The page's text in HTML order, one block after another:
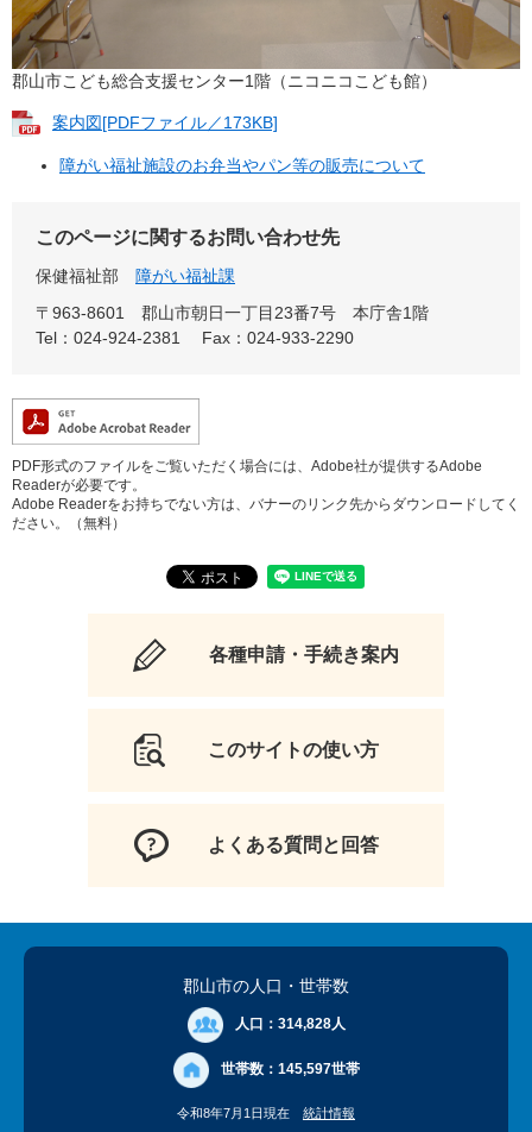
郡山市こども総合支援センター1階（ニコニコこども館）
案内図[PDFファイル／173KB]
障がい福祉施設のお弁当やパン等の販売について
このページに関するお問い合わせ先
保健福祉部
障がい福祉課
〒963-8601
郡山市朝日一丁目23番7号 本庁舎1階
Tel：024-924-2381
Fax：024-933-2290
PDF形式のファイルをご覧いただく場合には、Adobe社が提供するAdobe
Readerが必要です。
Adobe Readerをお持ちでない方は、バナーのリンク先からダウンロードしてく
ださい。（無料）
各種申請・手続き案内
このサイトの使い方
よくある質問と回答
郡山市の人口 ・世帯数
人口： 314,828人
世帯数： 145,597世帯
令和8年7月1日現在 統計情報